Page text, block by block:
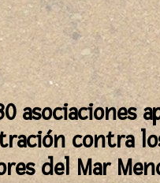
asociaciones
contra
del Mar